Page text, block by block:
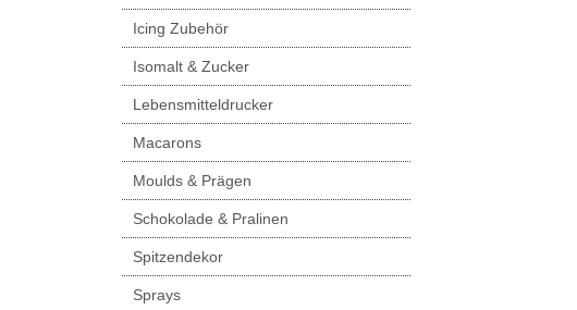
Icing Zubehör
Isomalt & Zucker
Lebensmitteldrucker
Macarons
Moulds & Prägen
Schokolade & Pralinen
Spitzendekor
Sprays